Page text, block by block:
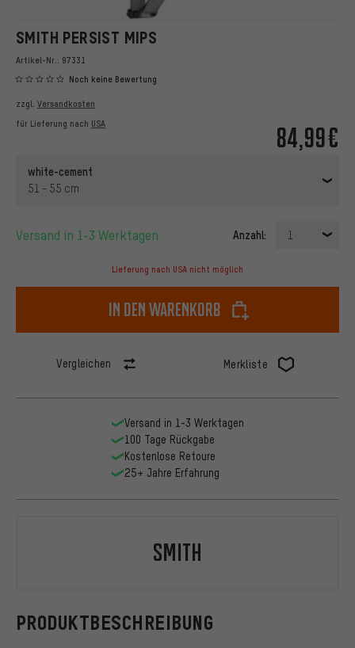
SMITH PERSIST MIPS
Artikel-Nr.: 97331
Noch keine Bewertung
84,99€
zzgl. Versandkosten
für Lieferung nach USA
white-cement
51 - 55 cm
Versand in 1-3 Werktagen Anzahl: 1
Lieferung nach USA nicht möglich
In den Warenkorb
Vergleichen Merkliste
PRODUKTBESCHREIBUNG
Versand in 1-3 Werktagen
100 Tage Rückgabe
Kostenlose Retoure
25+ Jahre Erfahrung
Smith